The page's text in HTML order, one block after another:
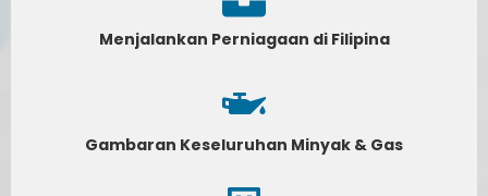
Menjalankan Perniagaan di Filipina
Gambaran Keseluruhan Minyak & Gas